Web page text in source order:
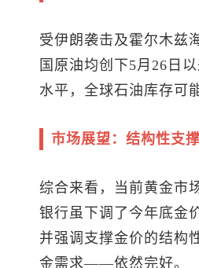
受伊朗袭击及霍尔木兹
国原油均创下5月26日
水平，全球石油库存可
市场展望：结构性支
综合来看，当前黄金市
银行虽下调了今年底金
并强调支撑金价的结
金需求——依然完好。